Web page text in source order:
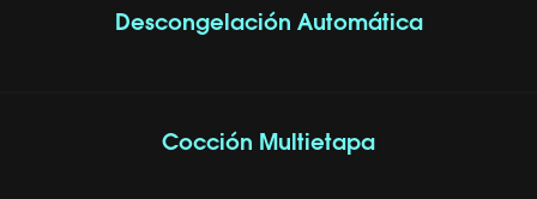
Descongelación Automática
Cocción Multietapa